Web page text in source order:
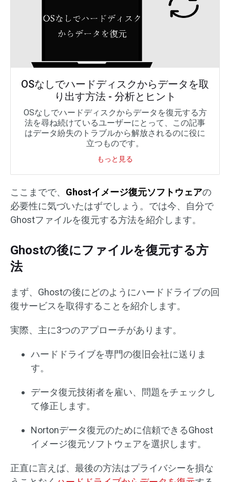
OSなしでハードディスクからデータを取
り出す方法 - 分析とヒント
OSなしでハードディスクからデータを復元する方
法を尋ね続けているユーザーにとって、この記事
はデータ紛失のトラブルから解放されるのに役に
立つものです。
もっと見る
ここまでで、 Ghostイメージ復元ソフトウェアの
必要性に気づいたはずでしょう。では今、自分で
Ghostファイルを復元する方法を紹介します。
Ghostの後にファイルを復元する方
法
まず、Ghostの後にどのようにハードドライブの回
復サービスを取得することを紹介します。
実際、主に3つのアプローチがあります。
ハードドライブを専門の復旧会社に送りま
す。
データ復元技術者を雇い、問題をチェックし
て修正します。
Nortonデータ復元のために信頼できるGhost
イメージ復元ソフトウェアを選択します。
正直に言えば、最後の方法はプライバシーを損な